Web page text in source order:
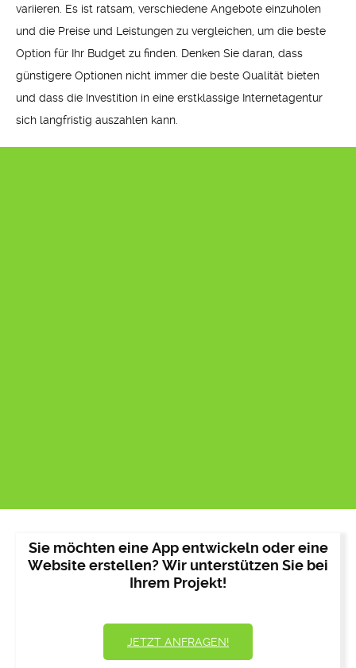
variieren. Es ist ratsam, verschiedene Angebote einzuholen
und die Preise und Leistungen zu vergleichen, um die beste
Option für Ihr Budget zu finden. Denken Sie daran, dass
günstigere Optionen nicht immer die beste Qualität bieten
und dass die Investition in eine erstklassige Internetagentur
sich langfristig auszahlen kann.
Sie möchten eine App entwickeln oder eine
Website erstellen? Wir unterstützen Sie bei
Ihrem Projekt!
JETZT ANFRAGEN!